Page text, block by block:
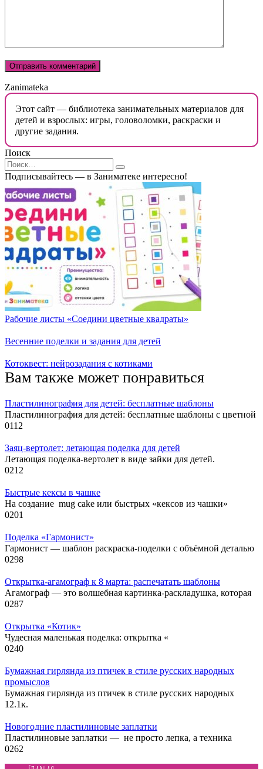
Zanimateka
Этот сайт — библиотека занимательных материалов для
детей и взрослых: игры, головоломки, раскраски и
другие задания.
Поиск
Search
for:
Подписывайтесь — в Заниматеке интересно!
Рабочие листы «Соедини цветные квадраты»
Весенние поделки и задания для детей
Котоквест: нейрозадания с котиками
Вам также может понравиться
Пластилинография для детей: бесплатные шаблоны
Пластилинография для детей: бесплатные шаблоны с цветной
0112
Заяц-вертолет: летающая поделка для детей
Летающая поделка-вертолет в виде зайки для детей.
0212
Быстрые кексы в чашке
На создание mug cake или быстрых «кексов из чашки»
0201
Поделка «Гармонист»
Гармонист — шаблон раскраска-поделки с объёмной деталью
0298
Открытка-агамограф к 8 марта: распечатать шаблоны
Агамограф — это волшебная картинка-раскладушка, которая
0287
Открытка «Котик»
Чудесная маленькая поделка: открытка «
0240
Бумажная гирлянда из птичек в стиле русских народных
промыслов
Бумажная гирлянда из птичек в стиле русских народных
1 2.1к.
Новогодние пластилиновые заплатки
Пластилиновые заплатки — не просто лепка, а техника
0262